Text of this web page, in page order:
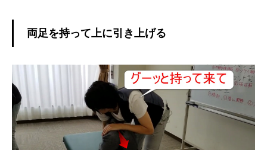
両足を持って上に引き上げる